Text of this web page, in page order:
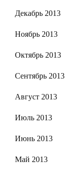
Декабрь 2013
Ноябрь 2013
Октябрь 2013
Сентябрь 2013
Август 2013
Июль 2013
Июнь 2013
Май 2013